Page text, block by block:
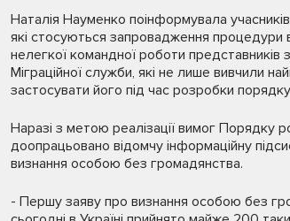
Наталія Науменко поінформувала
які стосуються запровадження процедури
нелегкої командної роботи представників
Міграційної служби, які не лише вивчили
застосувати його під час розробки
Наразі з метою реалізації вимог
доопрацьовано відомчу інформаційну
визнання особою без громадянства.
- Першу заяву про визнання особою без